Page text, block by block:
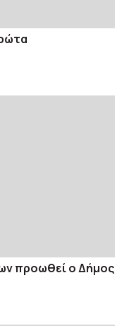
προωθεί ο Δήμος